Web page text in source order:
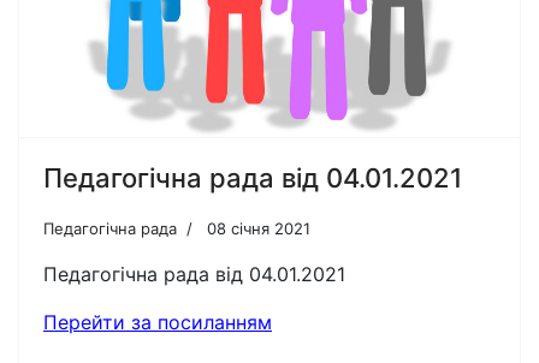
Педагогічна рада від 04.01.2021
Педагогічна рада 08 січня 2021
Педагогічна рада від 04.01.2021
Перейти за посиланням